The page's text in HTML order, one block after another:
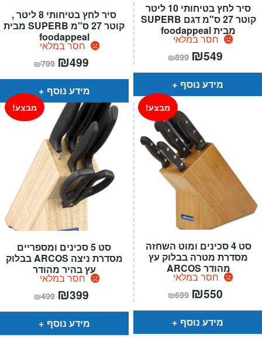
סיר לחץ בטיחותי 8 ליטר ,
קוטר 27 ס"מ SUPERB מבית
foodappeal
חסר במלאי
₪799 המחיר
המקורי
היה:
₪799.
₪499
הוא:
מידע נוסף
סיר לחץ בטיחותי 10 ליטר
קוטר 27 ס"מ דגם SUPERB
מבית foodappeal
חסר במלאי
₪899 המחיר
המקורי
היה:
₪899.
₪549
הוא:
מידע נוסף
סט 5 סכינים ומספריים
מסדרת ניצה ARCOS בבלוק
עץ בהיר מהודר
חסר במלאי
מבצע!
₪499 המחיר
המקורי
היה:
₪499.
₪399
הוא:
מידע נוסף
סט 4 סכינים ומוט השחזה
מסדרת מטרה בבלוק עץ
מהודר ARCOS
חסר במלאי
מבצע!
₪699 המחיר
המקורי
היה:
₪699.
₪550
הוא:
מידע נוסף